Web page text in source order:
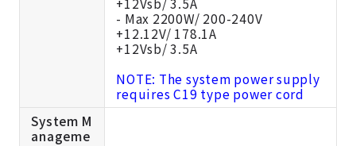
- Max 2200W/ 200-240V
+12.12V/ 178.1A
+12Vsb/ 3.5A
NOTE: The system power supply
requires C19 type power cord
System M
anageme